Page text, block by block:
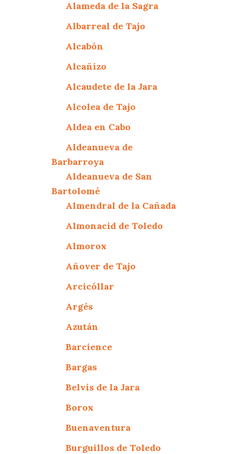
Alameda de la Sagra
Albarreal de Tajo
Alcabón
Alcañizo
Alcaudete de la Jara
Alcolea de Tajo
Aldea en Cabo
Aldeanueva de
Barbarroya
Aldeanueva de San
Bartolomé
Almendral de la Cañada
Almonacid de Toledo
Almorox
Añover de Tajo
Arcicóllar
Argés
Azután
Barcience
Bargas
Belvís de la Jara
Borox
Buenaventura
Burguillos de Toledo